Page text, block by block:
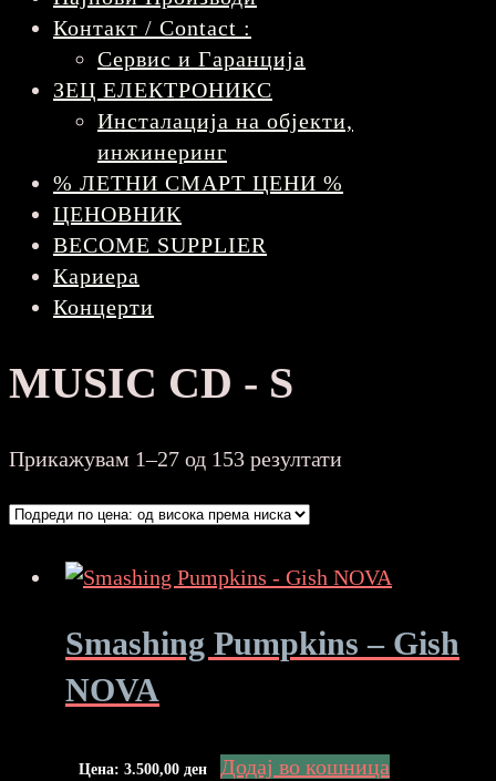
Контакт / Contact :
Сервис и Гаранција
ЗЕЦ ЕЛЕКТРОНИКС
Инсталација на објекти,
инжинеринг
% ЛЕТНИ СМАРТ ЦЕНИ %
ЦЕНОВНИК
BECOME SUPPLIER
Кариера
Концерти
MUSIC CD - S
Прикажувам 1–27 од 153 резултатиSorted
to
Smashing Pumpkins – Gish
NOVA
Цена: 3.500,00 ден Додај во кошница